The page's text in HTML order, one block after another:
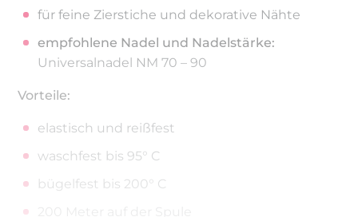
für feine Zierstiche und dekorative Nähte
empfohlene Nadel und Nadelstärke:
Universalnadel NM 70 – 90
Vorteile:
elastisch und reißfest
waschfest bis 95° C
bügelfest bis 200° C